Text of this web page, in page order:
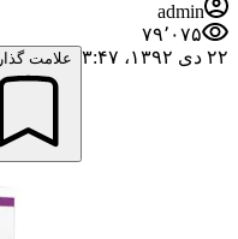
admin
۷۹٬۰۷۵
۱۳۹۲،‏ ۳:۴۷
علامت گذاری